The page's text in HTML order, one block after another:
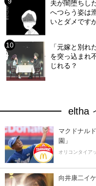
夫が闇堕ちし
へつらう姿は
いとダメです
「元嫁と別
を突っ込まれ
じれる？
eltha
マクドナル
園」
オリコンタイア
向井康二イ